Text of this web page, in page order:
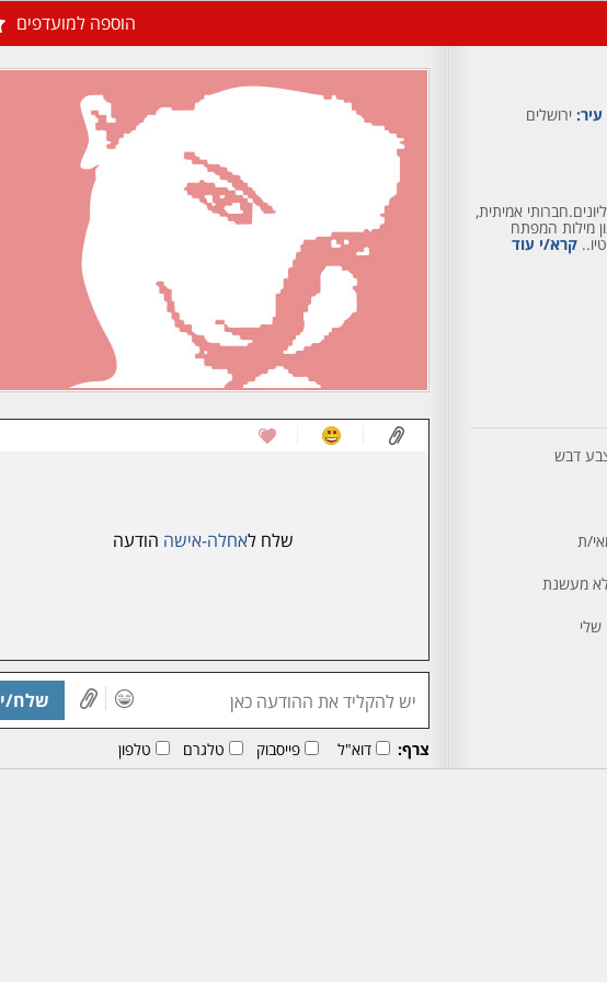
הוספה למועדפים
עיר: ירושלים
אמיתית,
מילות המפתח
קרא/י עוד
דבש
ת
מעשנת
שלי
שלח לאחלה-אישה הודעה
שלח/י
צרף: דוא"ל פייסבוק טלגרם טלפון